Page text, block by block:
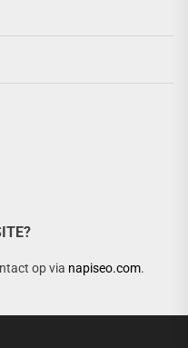
op via napiseo.com.